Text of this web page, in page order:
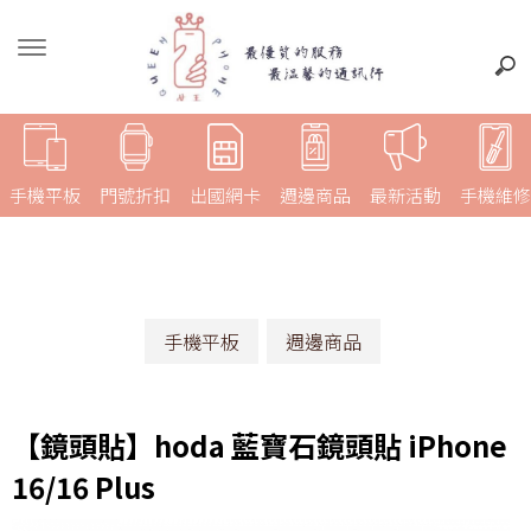
手機平板 門號折扣 週邊商品 最新活動 手機維修
出國網卡
手機平板 週邊商品
【鏡頭貼】hoda 藍寶石鏡頭貼 iPhone
16/16 Plus